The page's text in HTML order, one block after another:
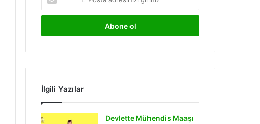
Posta
adresinizi
İlgili Yazılar
Devlette Mühendis Maaşı